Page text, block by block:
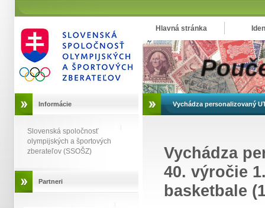
Informácie
Slovenská spoločnosť
olympijských a športových
zberateľov (SSOŠZ)
Partneri
Hlavná stránka
Vychádza personalizovaný
Vychádza
40. výročie
basketbale